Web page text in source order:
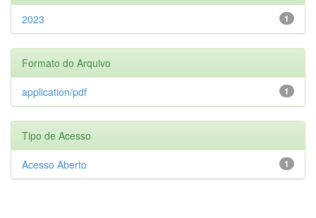
1
2023
Formato do Arquivo
1
application/pdf
Tipo de Acesso
1
Acesso Aberto